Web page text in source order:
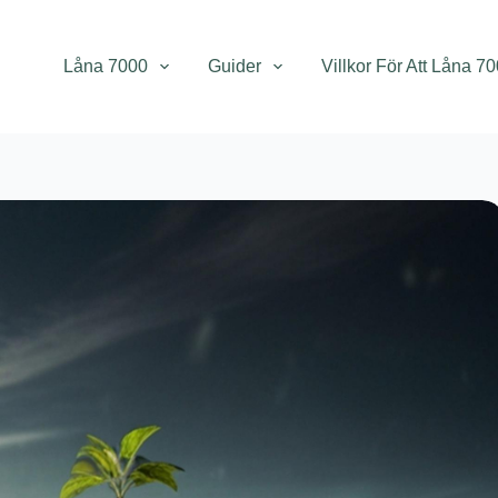
Låna 7000 Guider Villkor För Att Låna